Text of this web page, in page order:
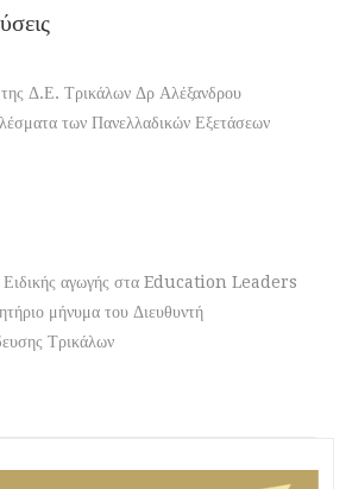
Δ.Ε. Τρικάλων Δρ Αλέξανδρου
των Πανελλαδικών Εξετάσεων
Ειδικής αγωγής στα Education Leaders
μήνυμα του Διευθυντή
Τρικάλων